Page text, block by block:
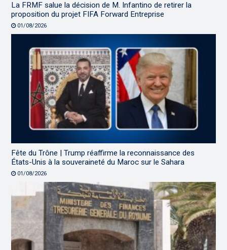
La FRMF salue la décision de M. Infantino de retirer la
proposition du projet FIFA Forward Entreprise
01/08/2026
Fête du Trône | Trump réaffirme la reconnaissance des
États-Unis à la souveraineté du Maroc sur le Sahara
01/08/2026